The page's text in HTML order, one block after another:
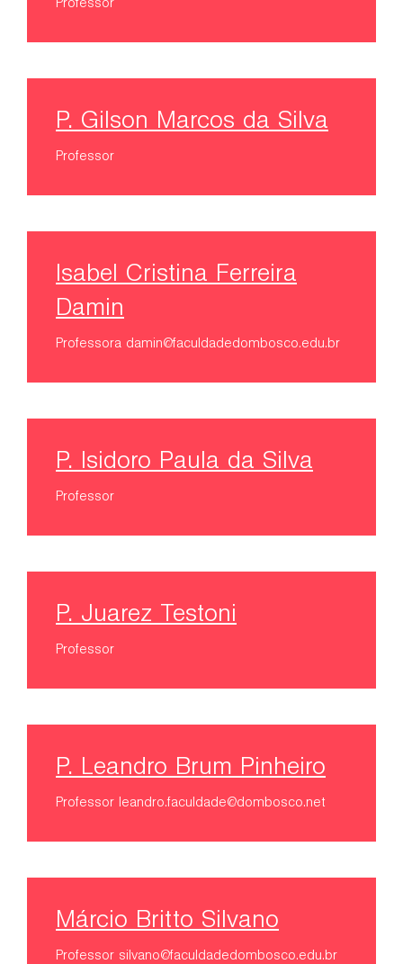
Professor
P. Gilson Marcos da Silva
Professor
Isabel Cristina Ferreira
Damin
Professora damin@faculdadedombosco.edu.br
P. Isidoro Paula da Silva
Professor
P. Juarez Testoni
Professor
P. Leandro Brum Pinheiro
Professor leandro.faculdade@dombosco.net
Márcio Britto Silvano
Professor silvano@faculdadedombosco.edu.br